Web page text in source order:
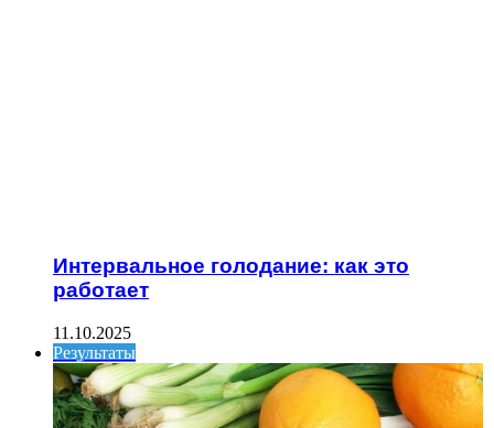
Интервальное голодание: как это
работает
11.10.2025
Результаты